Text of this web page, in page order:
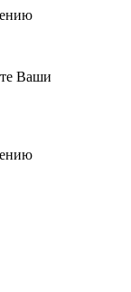
Ваши